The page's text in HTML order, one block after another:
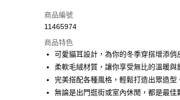
合作金庫商業銀行
華南商業銀行
上海商業儲蓄銀行
國泰世華商業銀行
兆豐國
臺灣中小企業銀行
台中商
聯邦商業銀行
遠東國
元大商業銀行
永豐商
6 期 0 利率 每期
華南商業銀行
上海商業儲蓄銀行
台北富
國泰世華商業銀行
兆豐國
臺灣中小企業銀行
台中商
匯豐（台灣）商業銀行
華泰商
合作金庫商業銀行
第一商
華南商業銀行
彰化商
上海商業儲蓄銀行
台北富
國泰世華商業銀行
兆豐國
臺灣中小企業銀行
台中商
24 期 0 利率 每期
合作金庫商業銀行
第一商
華南商業銀行
彰化商
上海商業儲蓄銀行
台北富
兆豐國際商業銀行
臺灣中
30 期 0 利率 每期 NT$22
合作金庫商業銀行
彰化商
華泰商業銀行
聯邦商
LINE Pay
商品編號
11465974
商品特色
可愛貓耳設計，為你的冬季穿搭增添俏
柔軟毛絨材質，讓你享受無比的溫暖與
完美搭配各種風格，輕鬆打造出眾造型
無論是出門逛街或室內休閒，都是最佳